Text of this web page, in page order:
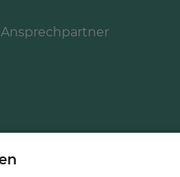
Ansprechpartner